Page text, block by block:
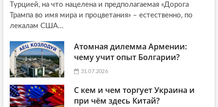
Турцией, на что нацелена и предполагаемая «Дорога
Трампа во имя мира и процветания» – естественно, по
лекалам США...
Атомная дилемма Армении:
чему учит опыт Болгарии?
31.07.2026
С кем и чем торгует Украина и
при чём здесь Китай?